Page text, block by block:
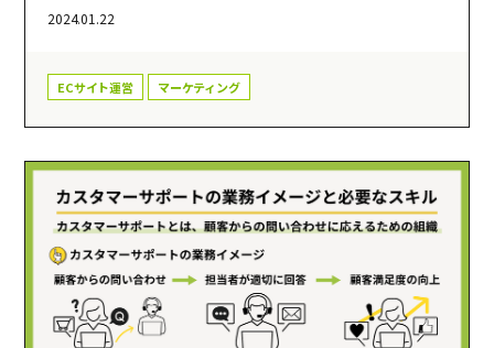
2024.01.22
ECサイト運営 マーケティング